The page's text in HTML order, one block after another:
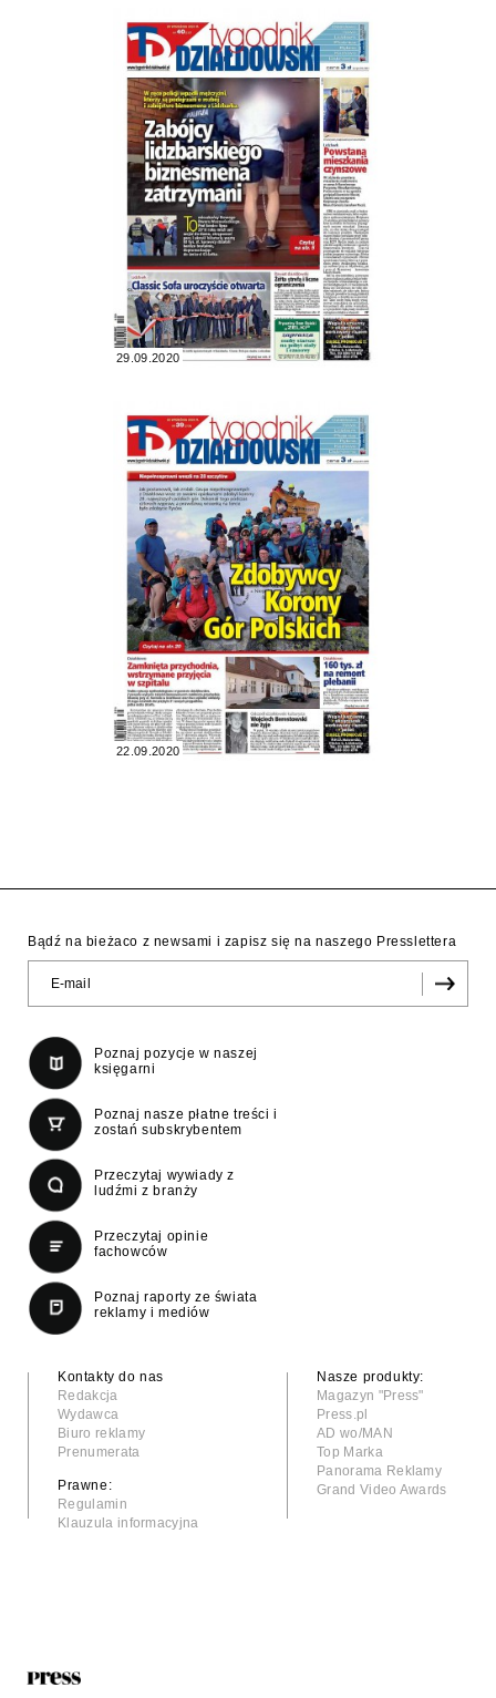
29.09.2020
22.09.2020
Bądź na bieżaco z newsami i zapisz się na naszego Presslettera
Poznaj pozycje w naszej
księgarni
Poznaj nasze płatne treści i
zostań subskrybentem
Przeczytaj wywiady z
ludźmi z branży
Przeczytaj opinie
fachowców
Poznaj raporty ze świata
reklamy i mediów
Kontakty do nas
Redakcja
Wydawca
Biuro reklamy
Prenumerata
Prawne:
Regulamin
Klauzula informacyjna
Nasze produkty:
Magazyn "Press"
Press.pl
AD wo/MAN
Top Marka
Panorama Reklamy
Grand Video Awards